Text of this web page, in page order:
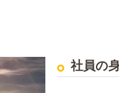
社員の